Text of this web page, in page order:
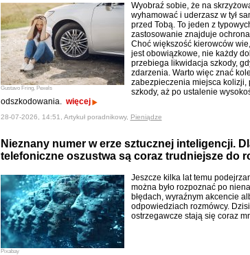
Gustavo Fring, Pexels
Wyobraź sobie, że na
wyhamować i uderzasz w tył
przed Tobą. To jeden z
zastosowanie znajduje
Choć większość kierowców
jest obowiązkowe, nie każdy
przebiega likwidacja szkody,
zdarzenia. Warto więc znać
zabezpieczenia miejsca kolizji,
szkody, aż po ustalenie
odszkodowania. więcej
28-07-2026, 14:51, Artykuł poradnikowy, Pieniądze
Nieznany numer w erze sztucznej inteligencji.
telefoniczne oszustwa są coraz trudniejsze do
Pixabay
Jeszcze kilka lat temu
można było rozpoznać po
błędach, wyraźnym akcencie
odpowiedziach rozmówcy.
ostrzegawcze stają się coraz